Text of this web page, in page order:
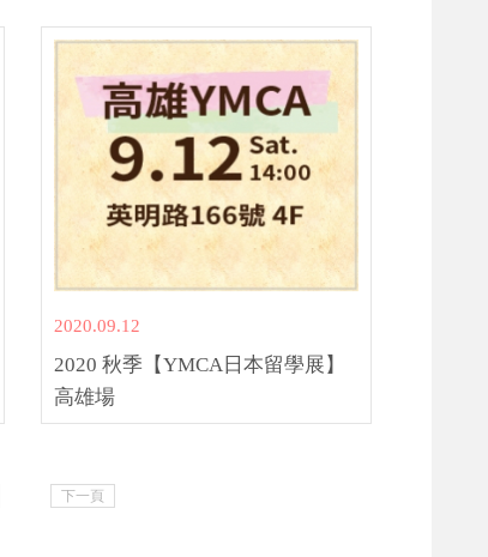
2020.09.12
2020 秋季【YMCA日本留學展】
高雄場